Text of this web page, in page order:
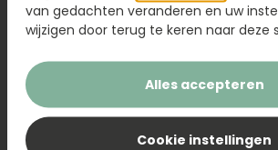
Boeket Raya
van gedachten veranderen en uw
wijzigen door terug te keren naar deze
Alles accepteren
Cookie instellingen